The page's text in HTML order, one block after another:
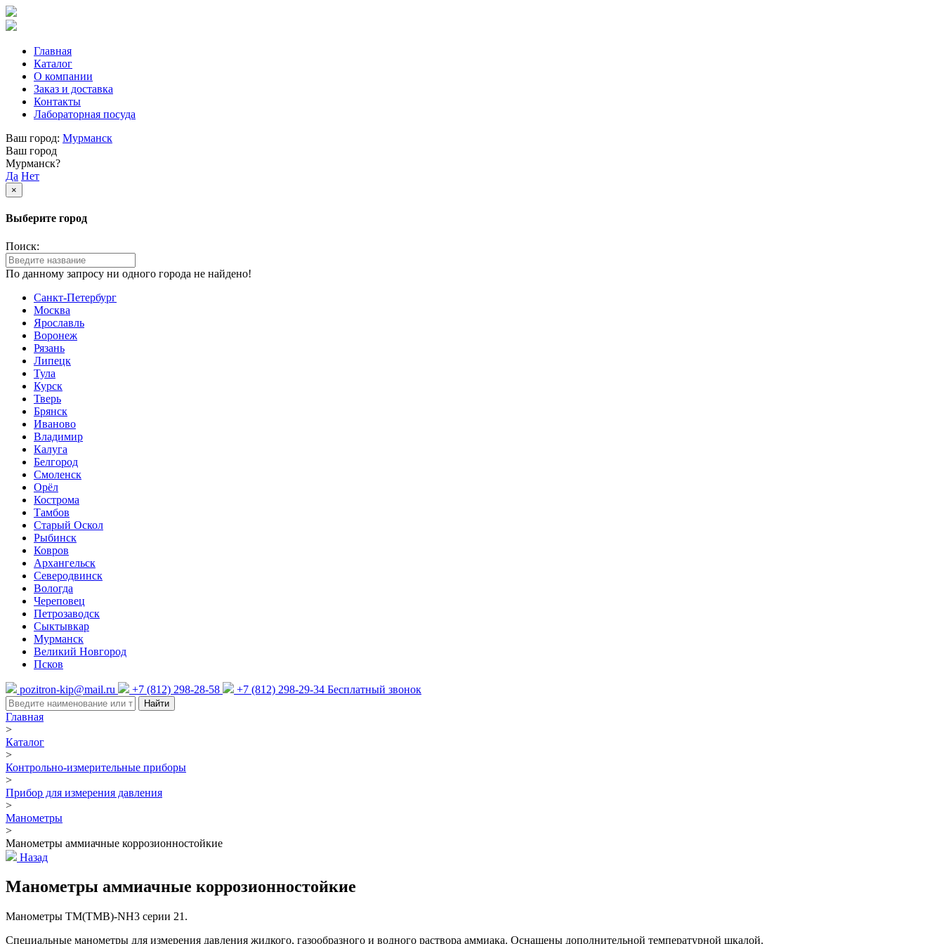
Главная
Каталог
О компании
Заказ и доставка
Контакты
Лабораторная посуда
Ваш город: Мурманск
Ваш город
Мурманск?
Да Нет
×
Выберите город
Поиск:
По данному запросу ни одного города не найдено!
Санкт-Петербург
Москва
Ярославль
Воронеж
Рязань
Липецк
Тула
Курск
Тверь
Брянск
Иваново
Владимир
Калуга
Белгород
Смоленск
Орёл
Кострома
Тамбов
Старый Оскол
Рыбинск
Ковров
Архангельск
Северодвинск
Вологда
Череповец
Петрозаводск
Сыктывкар
Мурманск
Великий Новгород
Псков
pozitron-kip@mail.ru +7 (812) 298-28-58 +7 (812) 298-29-34 Бесплатный звонок
Найти
Главная
>
Каталог
>
Контрольно-измерительные приборы
>
Прибор для измерения давления
>
Манометры
>
Манометры аммиачные коррозионностойкие
Назад
Манометры аммиачные коррозионностойкие
Манометры ТМ(ТМВ)-NH3 серии 21.
Специальные манометры для измерения давления жидкого, газообразного и водного раствора аммиака. Оснащены дополнительной температурной шкалой.